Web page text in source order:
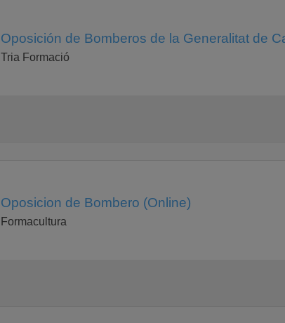
Oposición de Bomberos de la Generalitat de
Tria Formació
Oposicion de Bombero (Online)
Formacultura